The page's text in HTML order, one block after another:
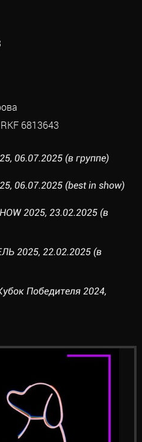
RKF 6813643
06.07.2025 (в группе)
06.07.2025 (best in show)
2025, 23.02.2025 (в
2025, 22.02.2025 (в
Победителя 2024,